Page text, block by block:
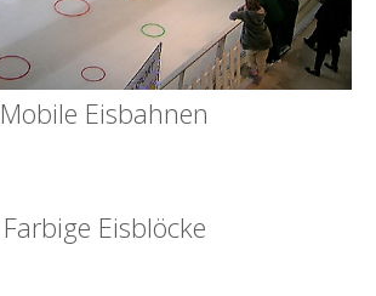
Mobile Eisbahnen
Farbige Eisblöcke